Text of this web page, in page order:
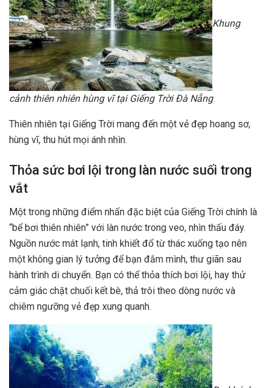
Khung
cảnh thiên nhiên hùng vĩ tại Giếng Trời Đà Nẵng
Thiên nhiên tại Giếng Trời mang đến một vẻ đẹp hoang sơ,
hùng vĩ, thu hút mọi ánh nhìn.
Thỏa sức bơi lội trong làn nước suối trong
vắt
Một trong những điểm nhấn đặc biệt của Giếng Trời chính là
“bể bơi thiên nhiên” với làn nước trong veo, nhìn thấu đáy.
Nguồn nước mát lạnh, tinh khiết đổ từ thác xuống tạo nên
một không gian lý tưởng để bạn đắm mình, thư giãn sau
hành trình di chuyển. Bạn có thể thỏa thích bơi lội, hay thử
cảm giác chặt chuối kết bè, thả trôi theo dòng nước và
chiêm ngưỡng vẻ đẹp xung quanh.